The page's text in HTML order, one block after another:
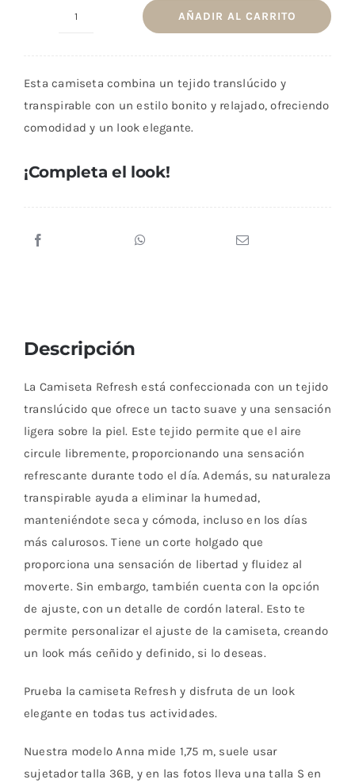
cantidad
AÑADIR AL CARRITO
Esta camiseta combina un tejido translúcido y
transpirable con un estilo bonito y relajado, ofreciendo
comodidad y un look elegante.
¡Completa el look!
Descripción
La Camiseta Refresh está confeccionada con un tejido
translúcido que ofrece un tacto suave y una sensación
ligera sobre la piel. Este tejido permite que el aire
circule libremente, proporcionando una sensación
refrescante durante todo el día. Además, su naturaleza
transpirable ayuda a eliminar la humedad,
manteniéndote seca y cómoda, incluso en los días
más calurosos. Tiene un corte holgado que
proporciona una sensación de libertad y fluidez al
moverte. Sin embargo, también cuenta con la opción
de ajuste, con un detalle de cordón lateral. Esto te
permite personalizar el ajuste de la camiseta, creando
un look más ceñido y definido, si lo deseas.
Prueba la camiseta Refresh y disfruta de un look
elegante en todas tus actividades.
Nuestra modelo Anna mide 1,75 m, suele usar
sujetador talla 36B, y en las fotos lleva una talla S en